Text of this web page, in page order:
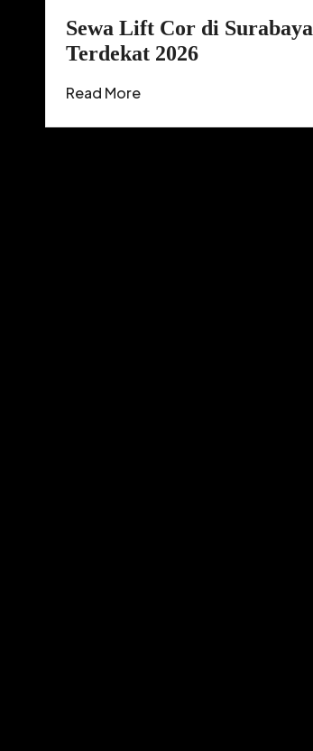
Sewa Lift Cor di Surabaya
Terdekat 2026
Read More